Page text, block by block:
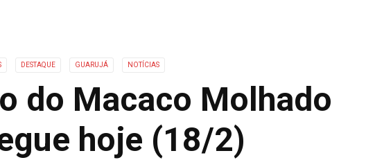
DESTAQUE GUARUJÁ NOTÍCIAS
do Macaco Molhado
hoje (18/2)